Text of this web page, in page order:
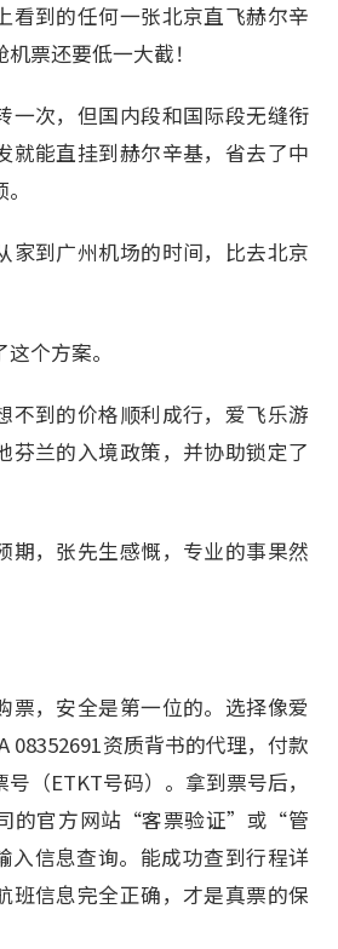
看到的任何一张北京直飞赫尔辛
票还要低一大截！
一次，但国内段和国际段无缝衔
就能直挂到赫尔辛基，省去了中
家到广州机场的时间，比去北京
个方案。
不到的价格顺利成行，爱飞乐游
芬兰的入境政策，并协助锁定了
期，张先生感慨，专业的事果然
票，安全是第一位的。选择像爱
08352691资质背书的代理，付款
（ETKT号码）。拿到票号后，
的官方网站“客票验证”或“管
信息查询。能成功查到行程详
班信息完全正确，才是真票的保